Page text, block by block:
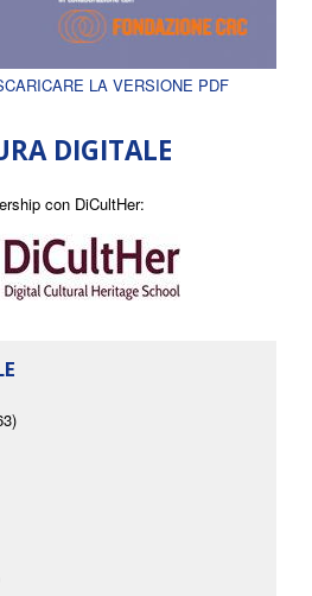
LA VERSIONE PDF
DIGITALE
con DiCultHer: